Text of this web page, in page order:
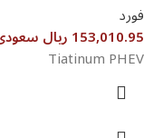
فورد
153,010.95 ريال سعودى
Tiatinum PHEV